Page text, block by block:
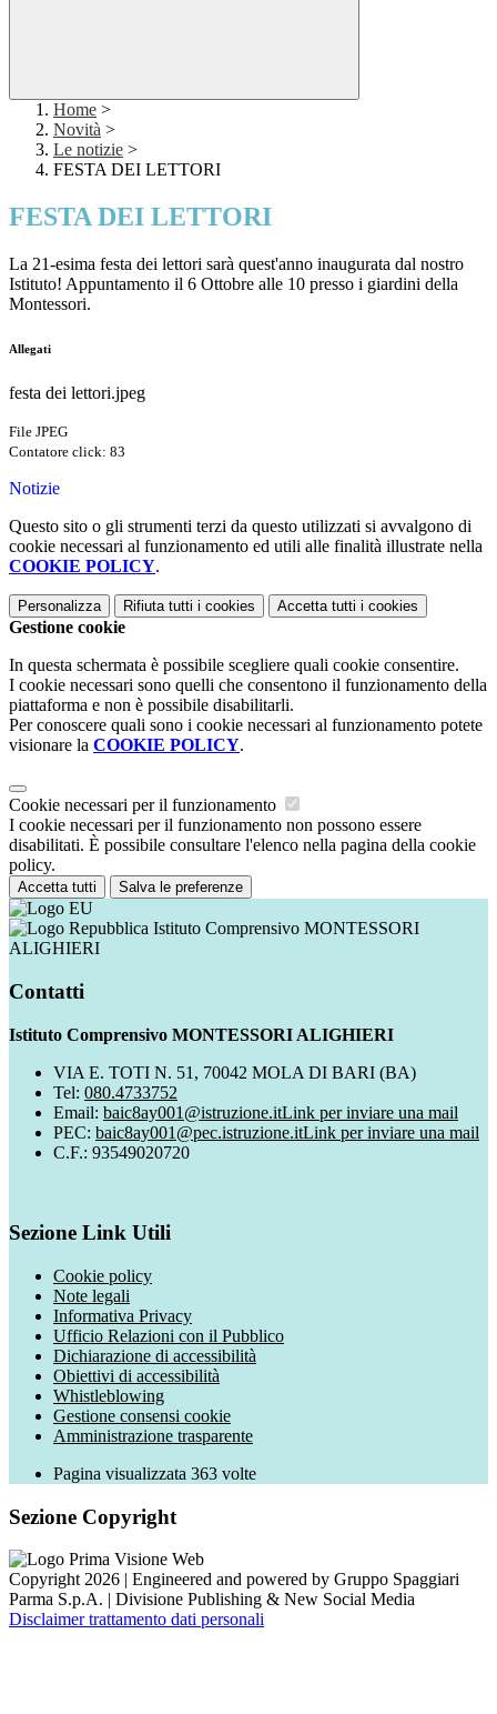
Home >
Novità >
Le notizie >
FESTA DEI LETTORI
FESTA DEI LETTORI
La 21-esima festa dei lettori sarà quest'anno inaugurata dal nostro
Istituto! Appuntamento il 6 Ottobre alle 10 presso i giardini della
Montessori.
Allegati
festa dei lettori.jpeg
File JPEG
Contatore click: 83
Notizie
Questo sito o gli strumenti terzi da questo utilizzati si avvalgono di
cookie necessari al funzionamento ed utili alle finalità illustrate nella
COOKIE POLICY.
Personalizza Rifiuta tutti i cookies Accetta tutti i cookies
Gestione cookie
In questa schermata è possibile scegliere quali cookie consentire.
I cookie necessari sono quelli che consentono il funzionamento della
piattaforma e non è possibile disabilitarli.
Per conoscere quali sono i cookie necessari al funzionamento potete
visionare la COOKIE POLICY.
Cookie necessari per il funzionamento
I cookie necessari per il funzionamento non possono essere
disabilitati. È possibile consultare l'elenco nella pagina della cookie
policy.
Accetta tutti Salva le preferenze
Istituto Comprensivo MONTESSORI
ALIGHIERI
Contatti
Istituto Comprensivo MONTESSORI ALIGHIERI
VIA E. TOTI N. 51, 70042 MOLA DI BARI (BA)
Tel: 080.4733752
Email: baic8ay001@istruzione.itLink per inviare una mail
PEC: baic8ay001@pec.istruzione.itLink per inviare una mail
C.F.: 93549020720
Sezione Link Utili
Cookie policy
Note legali
Informativa Privacy
Ufficio Relazioni con il Pubblico
Dichiarazione di accessibilità
Obiettivi di accessibilità
Whistleblowing
Gestione consensi cookie
Amministrazione trasparente
Pagina visualizzata 363 volte
Sezione Copyright
Copyright 2026 | Engineered and powered by Gruppo Spaggiari
Parma S.p.A. | Divisione Publishing & New Social Media
Disclaimer trattamento dati personali